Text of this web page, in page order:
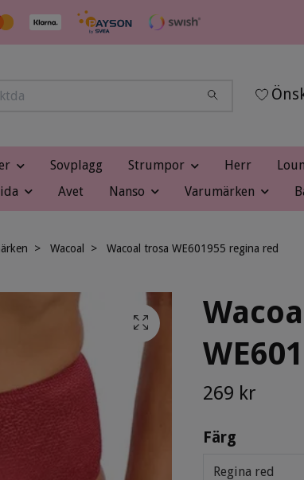
Sovplagg Strumpor Herr
Avet Nanso Varumärken
Wacoal Wacoal trosa WE601955 regina red
269 kr
Färg
Regina red